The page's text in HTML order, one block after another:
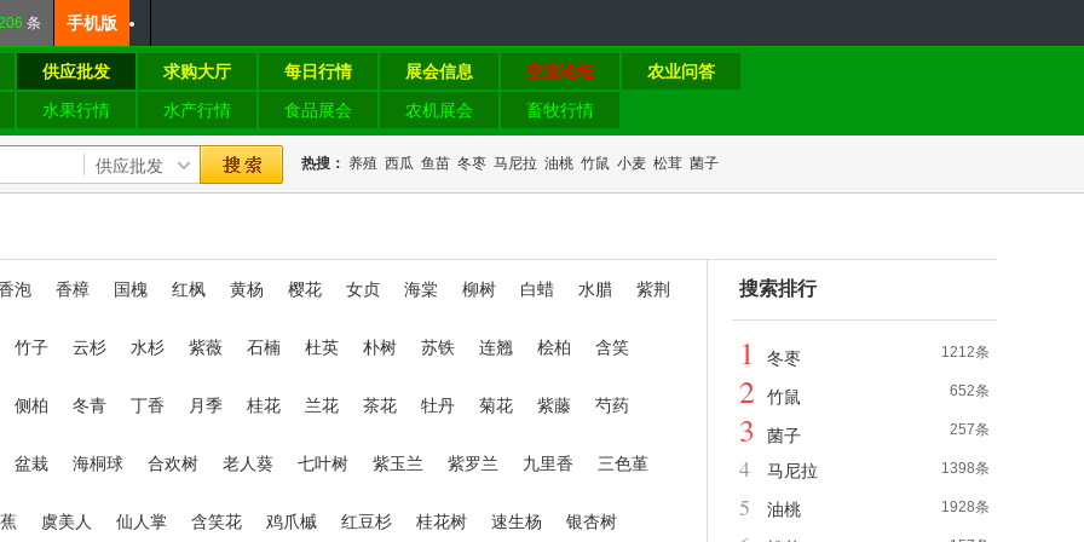
条 手机版
供应批发 求购大厅 每日行情 展会信息 交流论坛
农业问答
水果行情
水产行情 食品展会 农机展会 畜牧行情
热搜： 养殖 西瓜 鱼苗 冬枣 马尼拉 油桃 竹鼠 小麦 松茸 菌子
泡 香樟 国槐 红枫 黄杨 樱花 女贞 海棠 柳树 白蜡 水腊 紫荆
竹子 云杉 水杉 紫薇 石楠 杜英 朴树 苏铁 连翘 桧柏 含笑
侧柏 冬青 丁香 月季 桂花 兰花 茶花 牡丹 菊花 紫藤 芍药
盆栽 海桐球 合欢树 老人葵 七叶树 紫玉兰 紫罗兰 九里香 三色堇
虞美人 仙人掌 含笑花 鸡爪槭 红豆杉 桂花树 速生杨 银杏树
搜索排行
1212条
1 冬枣
652条
2 竹鼠
257条
3 菌子
1398条
4 马尼拉
1928条
5 油桃